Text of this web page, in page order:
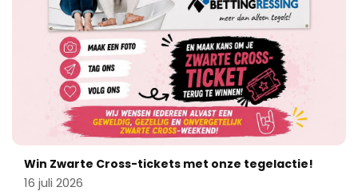
Win Zwarte Cross-tickets met onze tegelactie!
16 juli 2026